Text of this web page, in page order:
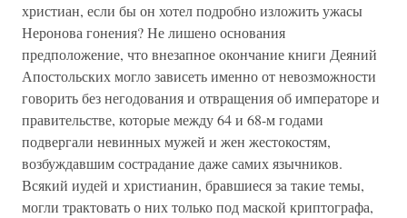
христиан, если бы он хотел подробно изложить ужасы
Неронова гонения? Не лишено основания
предположение, что внезапное окончание книги Деяний
Апостольских могло зависеть именно от невозможности
говорить без негодования и отвращения об императоре и
правительстве, которые между 64 и 68-м годами
подвергали невинных мужей и жен жестокостям,
возбуждавшим сострадание даже самих язычников.
Всякий иудей и христианин, бравшиеся за такие темы,
могли трактовать о них только под маской криптографа,